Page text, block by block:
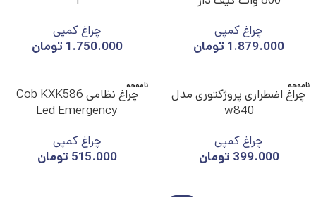
چراغ کمپی
1.879.000 تومان
چراغ کمپی
1.750.000 تومان
ناموجو
د
چراغ اضطراری پروژکتوری مدل
w840
چراغ کمپی
399.000 تومان
ناموجو
د
چراغ نظامی Cob KXK586
Led Emergency
چراغ کمپی
515.000 تومان